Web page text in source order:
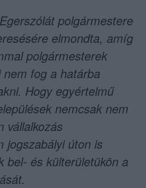
Egerszólát polgármestere
elmondta, amíg
polgármesterek
fog a határba
Hogy egyértelmű
nemcsak nem
vállalkozás
jogszabályi úton is
bel- és külterületükön a
.